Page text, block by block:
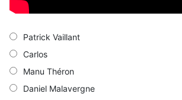
Patrick Vaillant
Carlos
Manu Théron
Daniel Malavergne